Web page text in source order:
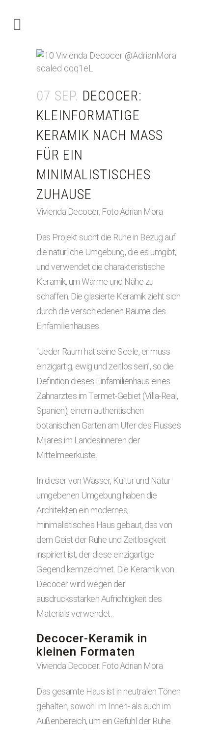
07 SEP. DECOCER:
KLEINFORMATIGE
KERAMIK NACH MASS F
ÜR EIN M
INIMALISTISCHES Z
UHAUSE
Vivienda Decocer. Foto:Adrian Mora
Das Projekt sucht die Ruhe in Bezug auf
die natürliche Umgebung, die es umgibt,
und verwendet die charakteristische
Keramik, um Wärme und Nähe zu
schaffen. Die glasierte Keramik zieht sich
durch die verschiedenen Räume des
Einfamilienhauses.
“Jeder Raum hat seine Seele, er muss
einzigartig, ewig und zeitlos sein”, so die
Definition dieses Einfamilienhaus eines
Zahnarztes im Termet-Gebiet (Villa-Real,
Spanien), einem authentischen
botanischen Garten am Ufer des Flusses
Mijares im Landesinneren der
Mittelmeerküste.
In dieser von Wasser, Kultur und Natur
umgebenen Umgebung haben die
Architekten ein modernes,
minimalistisches Haus gebaut, das von
dem Geist der Ruhe und Zeitlosigkeit
inspiriert ist, der diese einzigartige
Gegend kennzeichnet. Die Keramik von
Decocer wird wegen der
ausdrucksstarken Aufrichtigkeit des
Materials verwendet.
Decocer-Keramik in
kleinen Formaten
Vivienda Decocer. Foto:Adrian Mora
Das gesamte Haus ist in neutralen Tönen
gehalten, sowohl im Innen- als auch im
Außenbereich, um ein Gefühl der Ruhe